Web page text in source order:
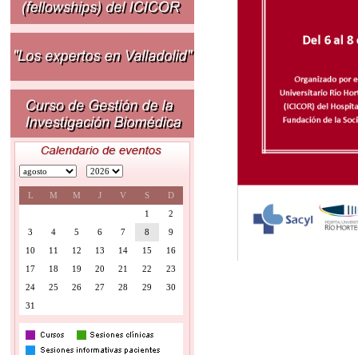
L M M J V S
D
1
2
3
4 5 6 7 8
9
10
11 12 13 14 15
16
17
18 19 20 21 22
23
24
25 26 27 28 29
30
31